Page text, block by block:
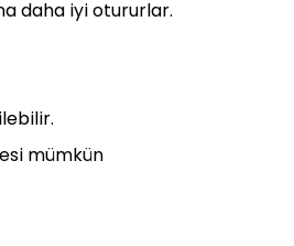
daha iyi otururlar.
mümkün